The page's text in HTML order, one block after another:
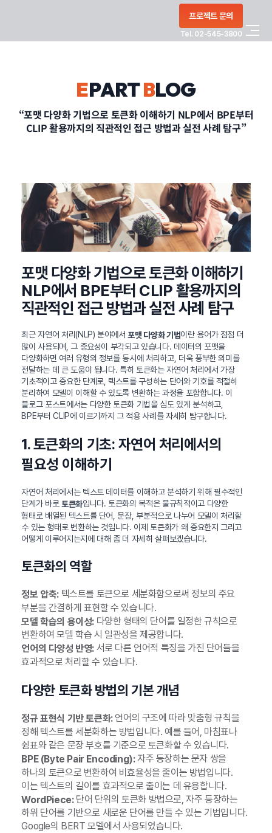
프로젝트 문의
Tel. 02-545-3800
PORTFOLIO
CONTACT
정부지원사업
EPARTBLOG
“포맷 다양화 기법으로 토큰화 이해하기 NLP에서 BPE부터
CLIP 활용까지의 직관적인 접근 방법과 실전 사례 탐구”
포맷 다양화 기법으로 토큰화 이해하기
NLP에서 BPE부터 CLIP 활용까지의
직관적인 접근 방법과 실전 사례 탐구
최근 자연어 처리(NLP) 분야에서포맷 다양화 기법이란 용어가 점점 더
많이 사용되며, 그 중요성이 부각되고 있습니다. 데이터의 포맷을
다양화하면 여러 유형의 정보를 동시에 처리하고, 더욱 풍부한 의미를
전달하는 데 큰 도움이 됩니다. 특히 토큰화는 자연어 처리에서 가장
기초적이고 중요한 단계로, 텍스트를 구성하는 단어와 기호를 적절히
분리하여 모델이 이해할 수 있도록 변환하는 과정을 포함합니다. 이
블로그 포스트에서는 다양한 토큰화 기법을 심도 있게 분석하고,
BPE부터 CLIP에 이르기까지 그 적용 사례를 자세히 탐구합니다.
1. 토큰화의 기초: 자연어 처리에서의
필요성 이해하기
자연어 처리에서는 텍스트 데이터를 이해하고 분석하기 위해 필수적인
단계가 바로 토큰화입니다. 토큰화의 목적은 불규칙적이고 다양한
형태로 배열된 텍스트를 단어, 문장, 부분적으로 나누어 모델이 처리할
수 있는 형태로 변환하는 것입니다. 이제 토큰화가 왜 중요한지 그리고
어떻게 이루어지는지에 대해 좀 더 자세히 살펴보겠습니다.
토큰화의 역할
정보 압축:텍스트를 토큰으로 세분화함으로써 정보의 주요
부분을 간결하게 표현할 수 있습니다.
모델 학습의 용이성:다양한 형태의 단어를 일정한 규칙으로
변환하여 모델 학습 시 일관성을 제공합니다.
언어의 다양성 반영:서로 다른 언어적 특징을 가진 단어들을
효과적으로 처리할 수 있습니다.
다양한 토큰화 방법의 기본 개념
정규 표현식 기반 토큰화:언어의 구조에 따라 맞춤형 규칙을
정해 텍스트를 세분화하는 방법입니다. 예를 들어, 마침표나
쉼표와 같은 문장 부호를 기준으로 토큰화할 수 있습니다.
BPE (Byte Pair Encoding):자주 등장하는 문자 쌍을
하나의 토큰으로 변환하여 비효율성을 줄이는 방법입니다.
이는 텍스트의 길이를 효과적으로 줄이는 데 유용합니다.
WordPiece:단어 단위의 토큰화 방법으로, 자주 등장하는
하위 단어를 기반으로 새로운 단어를 만들 수 있는 기법입니다.
Google의 BERT 모델에서 사용되었습니다.